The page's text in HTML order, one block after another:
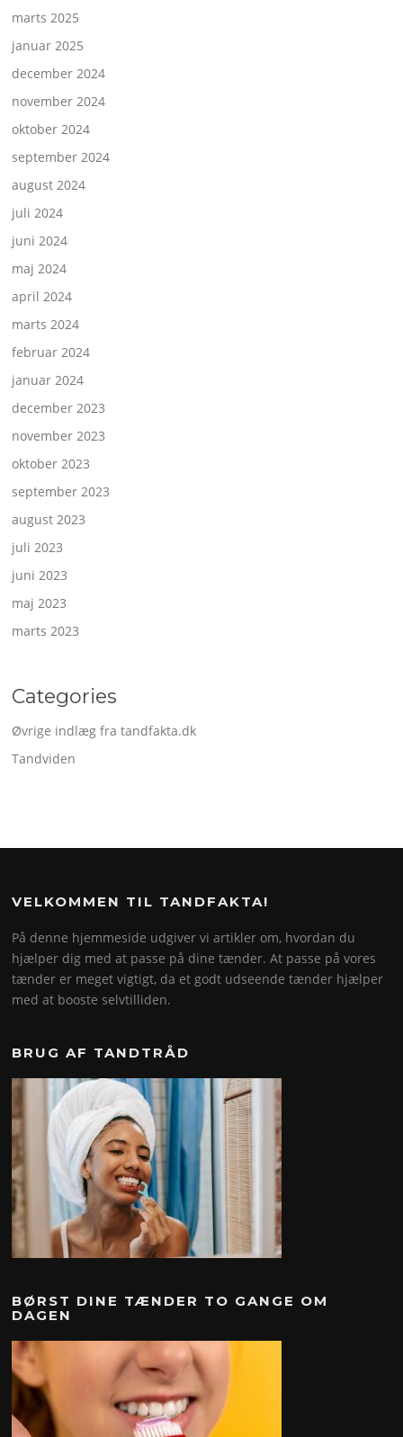
marts 2025
januar 2025
december 2024
november 2024
oktober 2024
september 2024
august 2024
juli 2024
juni 2024
maj 2024
april 2024
marts 2024
februar 2024
januar 2024
december 2023
november 2023
oktober 2023
september 2023
august 2023
juli 2023
juni 2023
maj 2023
marts 2023
Categories
Øvrige indlæg fra tandfakta.dk
Tandviden
VELKOMMEN TIL TANDFAKTA!
På denne hjemmeside udgiver vi artikler om, hvordan du
hjælper dig med at passe på dine tænder. At passe på vores
tænder er meget vigtigt, da et godt udseende tænder hjælper
med at booste selvtilliden.
BRUG AF TANDTRÅD
BØRST DINE TÆNDER TO GANGE OM
DAGEN